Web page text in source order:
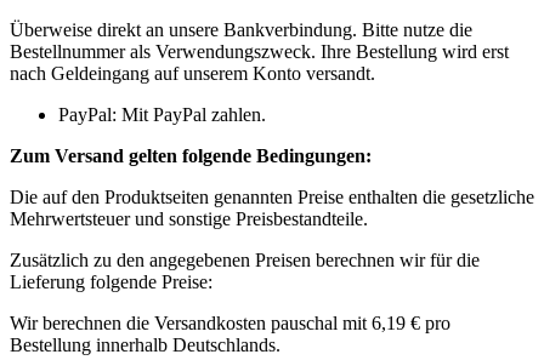
Überweise direkt an unsere Bankverbindung. Bitte nutze die
Bestellnummer als Verwendungszweck. Ihre Bestellung wird erst
nach Geldeingang auf unserem Konto versandt.
PayPal: Mit PayPal zahlen.
Zum Versand gelten folgende Bedingungen:
Die auf den Produktseiten genannten Preise enthalten die gesetzliche
Mehrwertsteuer und sonstige Preisbestandteile.
Zusätzlich zu den angegebenen Preisen berechnen wir für die
Lieferung folgende Preise:
Wir berechnen die Versandkosten pauschal mit 6,19 € pro
Bestellung innerhalb Deutschlands.